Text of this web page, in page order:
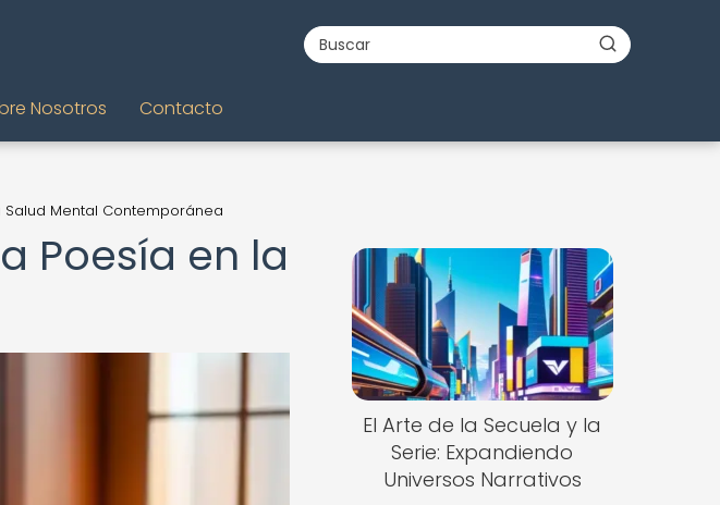
Nosotros Contacto
Salud Mental Contemporánea
Poesía en la
El Arte de la Secuela y la
Serie: Expandiendo
Universos Narrativos